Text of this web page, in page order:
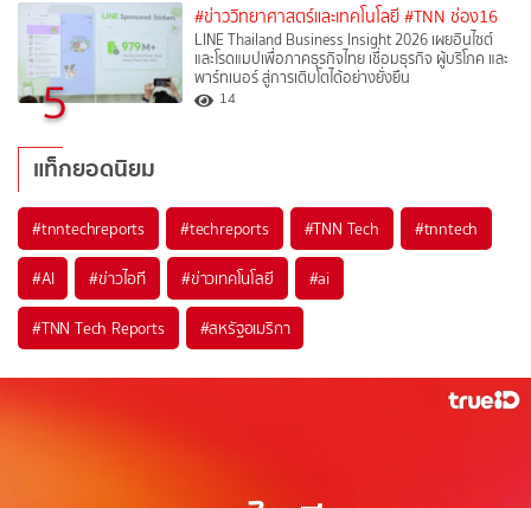
5
#ข่าววิทยาศาสตร์และเทคโนโลยี #TNN ช่อง16
LINE Thailand Business Insight 2026 เผยอินไซต์
และโรดแมปเพื่อภาคธุรกิจไทย เชื่อมธุรกิจ ผู้บริโภค และ
พาร์ทเนอร์ สู่การเติบโตได้อย่างยั่งยืน
14
แท็กยอดนิยม
#tnntechreports #techreports #TNN Tech #tnntech
#AI #ข่าวไอที #ข่าวเทคโนโลยี #ai
#TNN Tech Reports #สหรัฐอเมริกา